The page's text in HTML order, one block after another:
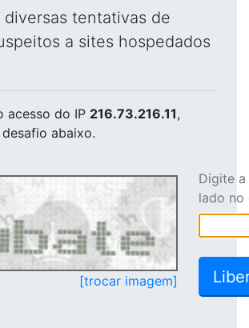
diversas tentativas de
a sites hospedados
acesso do IP 216.73.216.11,
abaixo.
[trocar imagem]
Digite
lado no